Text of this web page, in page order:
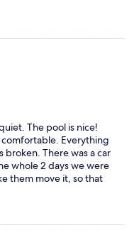
The pool is nice!
Everything
broken. There was a car
whole 2 days we were
them move it, so that